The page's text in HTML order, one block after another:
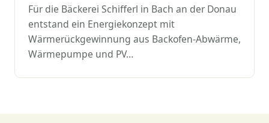
Für die Bäckerei Schifferl in Bach an der Donau
entstand ein Energiekonzept mit
Wärmerückgewinnung aus Backofen-Abwärme,
Wärmepumpe und PV…